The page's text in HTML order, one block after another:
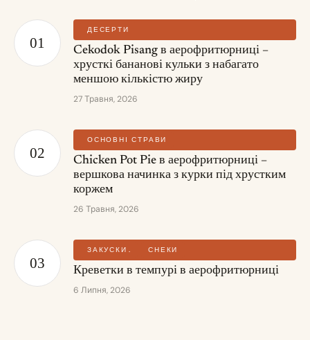
ДЕСЕРТИ
Cekodok Pisang в аерофритюрниці –
хрусткі бананові кульки з набагато
меншою кількістю жиру
27 Травня, 2026
ОСНОВНІ СТРАВИ
Chicken Pot Pie в аерофритюрниці –
вершкова начинка з курки під хрустким
коржем
26 Травня, 2026
ЗАКУСКИ СНЕКИ
Креветки в темпурі в аерофритюрниці
6 Липня, 2026